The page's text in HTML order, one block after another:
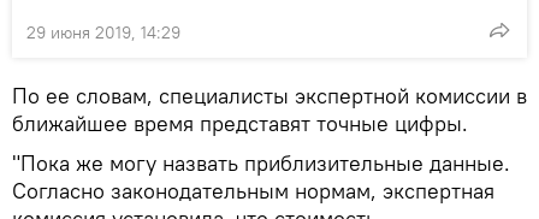
29 июня 2019, 14:29
По ее словам, специалисты экспертной комиссии в
ближайшее время представят точные цифры.
"Пока же могу назвать приблизительные данные.
Согласно законодательным нормам, экспертная